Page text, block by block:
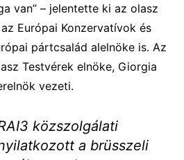
van” – jelentette ki az olasz
Európai Konzervatívok és
pártcsalád alelnöke is. Az
Testvérek elnöke, Giorgia
vezeti.
közszolgálati
a brüsszeli